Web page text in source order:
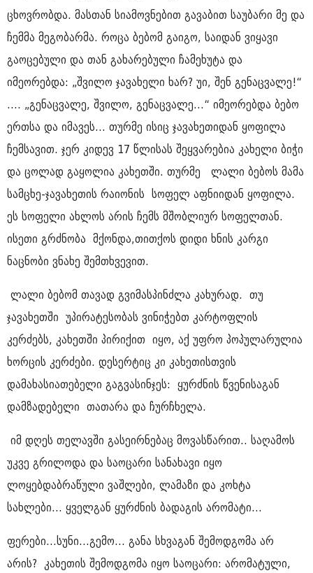
ცხოვრობდა. მასთან სიამოვნებით გავაბით საუბარი მე და
ჩემმა მეგობარმა. როცა ბებომ გაიგო, საიდან ვიყავი
გაოცებული და თან გახარებული ჩამეხუტა და
იმეორებდა: „შვილო ჯავახელი ხარ? უი, შენ გენაცვალე!“
.... „გენაცვალე, შვილო, გენაცვალე...“ იმეორებდა ბებო
ერთსა და იმავეს... თურმე ისიც ჯავახეთიდან ყოფილა
ჩემსავით. ჯერ კიდევ 17 წლისას შეყვარებია კახელი ბიჭი
და ცოლად გაყოლია კახეთში. თურმე ლალი ბებოს მამა
სამცხე-ჯავახეთის რაიონის სოფელ აფნიიდან ყოფილა.
ეს სოფელი ახლოს არის ჩემს მშობლიურ სოფელთან.
ისეთი გრძნობა მქონდა,თითქოს დიდი ხნის კარგი
ნაცნობი ვნახე შემთხვევით.
ლალი ბებომ თავად გვიმასპინძლა კახურად. თუ
ჯავახეთში უპირატესობას ვინიჭებთ კარტოფლის
კერძებს, კახეთში პირიქით იყო, აქ უფრო პოპულარულია
ხორცის კერძები. დესერტიც კი კახეთისთვის
დამახასიათებელი გაგვასინჯეს: ყურძნის წვენისაგან
დამზადებელი თათარა და ჩურჩხელა.
იმ დღეს თელავში გასეირნებაც მოვასწარით.. საღამოს
უკვე გრილოდა და საოცარი სანახავი იყო
ლოყებდაბრაწული ვაშლები, ლამაზი და კოხტა
სახლები... ყველგან ყურძნის ბადაგის არომატი...
ფერები...სუნი...გემო... განა სხვაგან შემოდგომა არ
არის? კახეთის შემოდგომა იყო საოცარი: არომატული,